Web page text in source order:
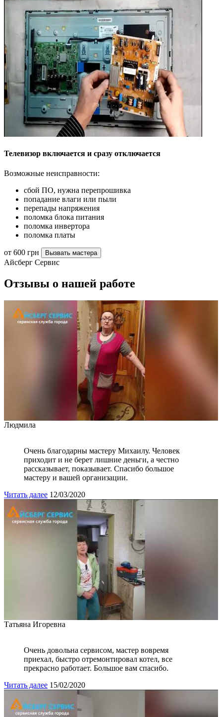
Телевизор включается и сразу отключается
Возможные неисправности:
сбой ПО, нужна перепрошивка
попадание влаги или пыли
перепады напряжения
поломка блока питания
поломка инвертора
поломка платы
от 600 грн Вызвать мастера
Айсберг Сервис
Отзывы о нашей работе
Людмила
Очень благодарны мастеру Михаилу. Человек
приходит и не берет лишние деньги, а честно
рассказывает, показывает. Спасибо большое
мастеру и вашей организации.
Читать далее 12/03/2020
Татьяна Игоревна
Очень довольна сервисом, мастер вовремя
приехал, быстро отремонтировал котел, все
прекрасно работает. Большое вам спасибо.
Читать далее 15/02/2020